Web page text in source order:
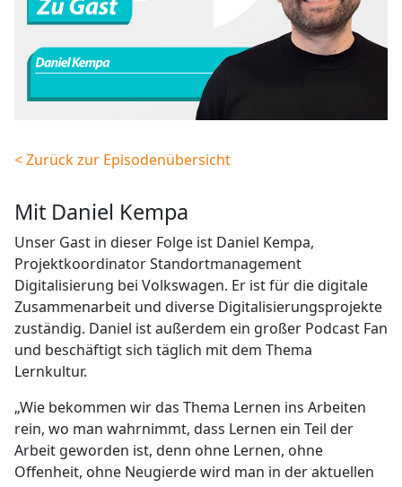
< Zurück zur Episodenübersicht
mit Daniel Kempa
Unser Gast in dieser Folge ist Daniel Kempa,
Projektkoordinator Standortmanagement
Digitalisierung bei Volkswagen. Er ist für die digitale
Zusammenarbeit und diverse Digitalisierungsprojekte
zuständig. Daniel ist außerdem ein großer Podcast Fan
und beschäftigt sich täglich mit dem Thema
Lernkultur.
„Wie bekommen wir das Thema Lernen ins Arbeiten
rein, wo man wahrnimmt, dass Lernen ein Teil der
Arbeit geworden ist, denn ohne Lernen, ohne
Offenheit, ohne Neugierde wird man in der aktuellen